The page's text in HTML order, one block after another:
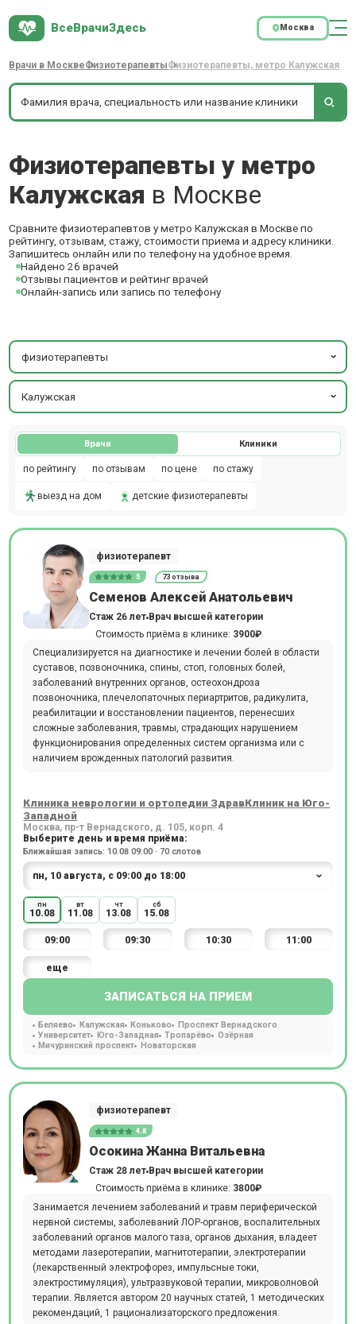
ВсеВрачиЗдесь Москва
Врачи в МосквеФизиотерапевтыФизиотерапевты, метро Калужская
Физиотерапевты у метро
Калужская в Москве
Сравните физиотерапевтов у метро Калужская в Москве по
рейтингу, отзывам, стажу, стоимости приема и адресу клиники.
Запишитесь онлайн или по телефону на удобное время.
Найдено 26 врачей
Отзывы пациентов и рейтинг врачей
Онлайн-запись или запись по телефону
физиотерапевты
Калужская
Врачи Клиники
по рейтингу по отзывам по цене по стажу
выезд на дом детские физиотерапевты
физиотерапевт
5 73 отзыва
Семенов Алексей Анатольевич
Стаж 26 лет Врач высшей категории
Стоимость приёма в клинике: 3900₽
Специализируется на диагностике и лечении болей в области
суставов, позвоночника, спины, стоп, головных болей,
заболеваний внутренних органов, остеохондроза
позвоночника, плечелопаточных периартритов, радикулита,
реабилитации и восстановлении пациентов, перенесших
сложные заболевания, травмы, страдающих нарушением
функционирования определенных систем организма или с
наличием врожденных патологий развития.
Клиника неврологии и ортопедии ЗдравКлиник на Юго-
Западной
Москва, пр-т Вернадского, д. 105, корп. 4
Выберите день и время приёма:
Ближайшая запись: 10.08 09:00 · 70 слотов
пн
10.08
вт
11.08
чт
13.08
сб
15.08
09:00 09:30 10:30 11:00
еще
ЗАПИСАТЬСЯ НА ПРИЕМ
Беляево Калужская Коньково
Проспект Вернадского
Университет
Юго-Западная Тропарёво
Озёрная
Мичуринский проспект
Новаторская
физиотерапевт
4.8
Осокина Жанна Витальевна
Стаж 28 лет Врач высшей категории
Стоимость приёма в клинике: 3800₽
Занимается лечением заболеваний и травм периферической
нервной системы, заболеваний ЛОР-органов, воспалительных
заболеваний органов малого таза, органов дыхания, владеет
методами лазеротерапии, магнитотерапии, электротерапии
(лекарственный электрофорез, импульсные токи,
электростимуляция), ультразвуковой терапии, микроволновой
терапии. Является автором 20 научных статей, 1 методических
рекомендаций, 1 рационализаторского предложения.